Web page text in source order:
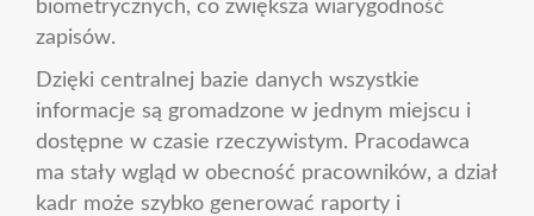
biometrycznych, co zwiększa wiarygodność
zapisów.
Dzięki centralnej bazie danych wszystkie
informacje są gromadzone w jednym miejscu i
dostępne w czasie rzeczywistym. Pracodawca
ma stały wgląd w obecność pracowników, a dział
kadr może szybko generować raporty i